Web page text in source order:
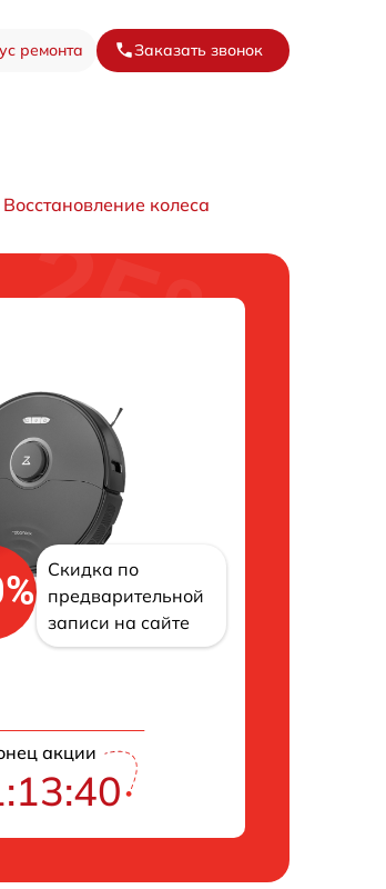
ремонта Заказать звонок
Восстановление колеса
Скидка по
предварительной
записи на сайте
акции